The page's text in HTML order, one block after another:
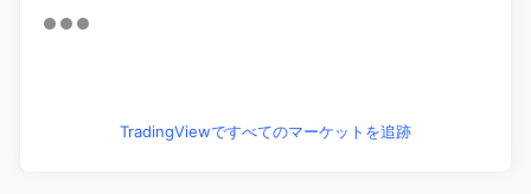
TradingViewですべてのマーケットを追跡